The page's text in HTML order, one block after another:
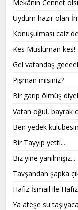
Mekânın Cennet
Uydum hazır olan
Konuşulması caiz
Kes Müslüman kes!
Gel vatandaş
Pişman mısınız?
Bir garip ölmüş
Vatan oğul, bayrak
Ben yedek
Bir Tayyip yetti...
Biz yine yanılmışız...
Tavşandan şapka
Hafız İsmail ile
Ya ateşe su